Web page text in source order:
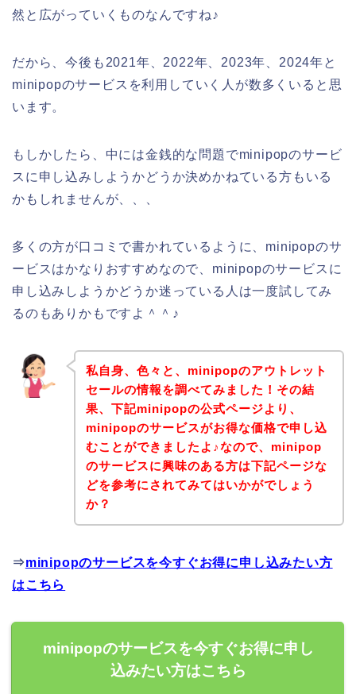
然と広がっていくものなんですね♪
だから、今後も2021年、2022年、2023年、2024年と
minipopのサービスを利用していく人が数多くいると思
います。
もしかしたら、中には金銭的な問題でminipopのサービ
スに申し込みしようかどうか決めかねている方もいる
かもしれませんが、、、
多くの方が口コミで書かれているように、minipopのサ
ービスはかなりおすすめなので、minipopのサービスに
申し込みしようかどうか迷っている人は一度試してみ
るのもありかもですよ＾＾♪
私自身、色々と、minipopのアウトレット
セールの情報を調べてみました！その結
果、下記minipopの公式ページより、
minipopのサービスがお得な価格で申し込
むことができましたよ♪なので、minipop
のサービスに興味のある方は下記ページな
どを参考にされてみてはいかがでしょう
か？
⇒minipopのサービスを今すぐお得に申し込みたい方
はこちら
minipopのサービスを今すぐお得に申し
込みたい方はこちら